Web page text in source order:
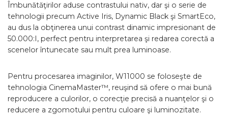
Îmbunătăţirilor aduse contrastului nativ, dar şi o serie de
tehnologii precum Active Iris, Dynamic Black şi SmartEco,
au dus la obţinerea unui contrast dinamic impresionant de
50.000:I, perfect pentru interpretarea şi redarea corectă a
scenelor întunecate sau mult prea luminoase.
Pentru procesarea imaginilor, W11000 se foloseşte de
tehnologia CinemaMaster™, reuşind să ofere o mai bună
reproducere a culorilor, o corecţie precisă a nuanţelor şi o
reducere a zgomotului pentru culoare şi luminozitate.